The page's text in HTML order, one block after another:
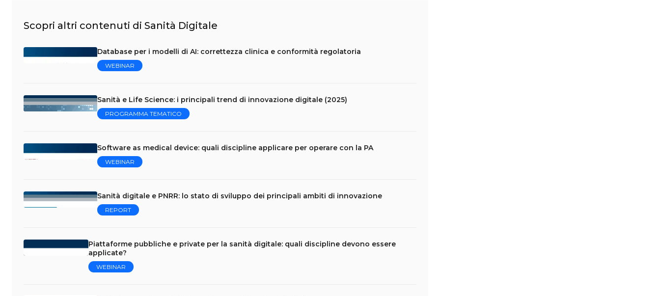
Scopri altri contenuti di Sanità Digitale
Database per i modelli di AI: correttezza clinica e conformità regolatoria
WEBINAR
Sanità e Life Science: i principali trend di innovazione digitale (2025)
PROGRAMMA TEMATICO
Software as medical device: quali discipline applicare per operare con la PA
WEBINAR
Sanità digitale e PNRR: lo stato di sviluppo dei principali ambiti di innovazione
REPORT
Piattaforme pubbliche e private per la sanità digitale: quali discipline devono essere
applicate?
WEBINAR